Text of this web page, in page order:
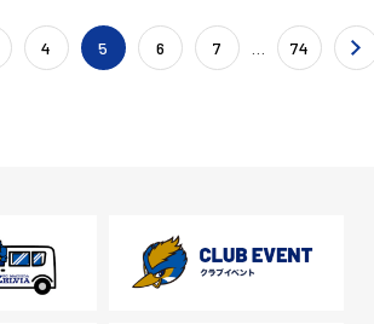
4 5 6 7 74